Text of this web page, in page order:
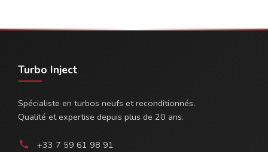
Turbo Inject
Spécialiste en turbos neufs et reconditionnés.
Qualité et expertise depuis plus de 20 ans.
phone +33 7 59 61 98 91